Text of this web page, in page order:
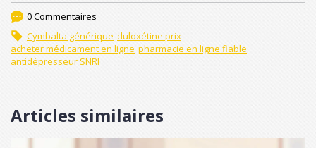
0 Commentaires
Cymbalta générique duloxétine prix
acheter médicament en ligne pharmacie en ligne fiable
antidépresseur SNRI
Articles similaires